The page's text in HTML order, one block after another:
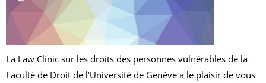
La Law Clinic sur les droits des personnes vulnérables de la
Faculté de Droit de l’Université de Genève a le plaisir de vous